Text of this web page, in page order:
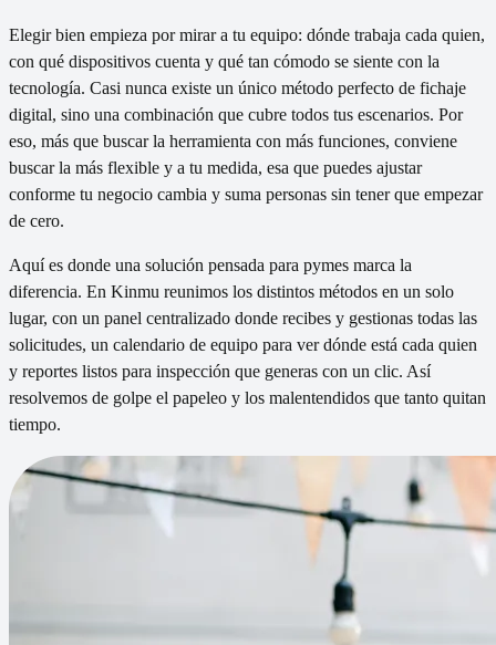
Elegir bien empieza por mirar a tu equipo: dónde trabaja cada quien,
con qué dispositivos cuenta y qué tan cómodo se siente con la
tecnología. Casi nunca existe un único método perfecto de fichaje
digital, sino una combinación que cubre todos tus escenarios. Por
eso, más que buscar la herramienta con más funciones, conviene
buscar la más flexible y a tu medida, esa que puedes ajustar
conforme tu negocio cambia y suma personas sin tener que empezar
de cero.
Aquí es donde una solución pensada para pymes marca la
diferencia. En Kinmu reunimos los distintos métodos en un solo
lugar, con un panel centralizado donde recibes y gestionas todas las
solicitudes, un calendario de equipo para ver dónde está cada quien
y reportes listos para inspección que generas con un clic. Así
resolvemos de golpe el papeleo y los malentendidos que tanto quitan
tiempo.